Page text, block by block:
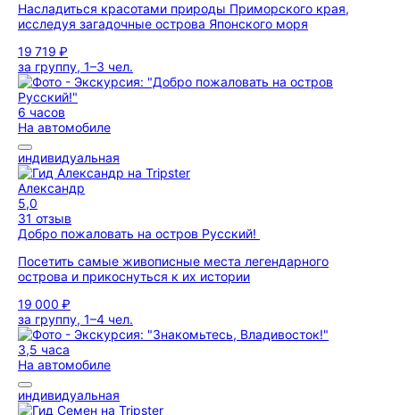
Насладиться красотами природы Приморского края,
исследуя загадочные острова Японского моря
19 719 ₽
за группу, 1–3 чел.
6 часов
На автомобиле
индивидуальная
Александр
5,0
31 отзыв
Добро пожаловать на остров Русский!
Посетить самые живописные места легендарного
острова и прикоснуться к их истории
19 000 ₽
за группу, 1–4 чел.
3,5 часа
На автомобиле
индивидуальная